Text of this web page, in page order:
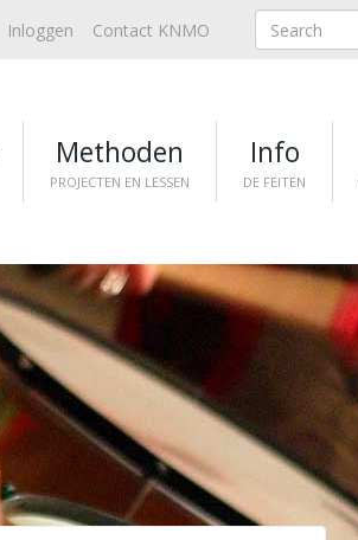
Inloggen Contact KNMO
Methoden
PROJECTEN EN LESSEN
Info
DE FEITEN